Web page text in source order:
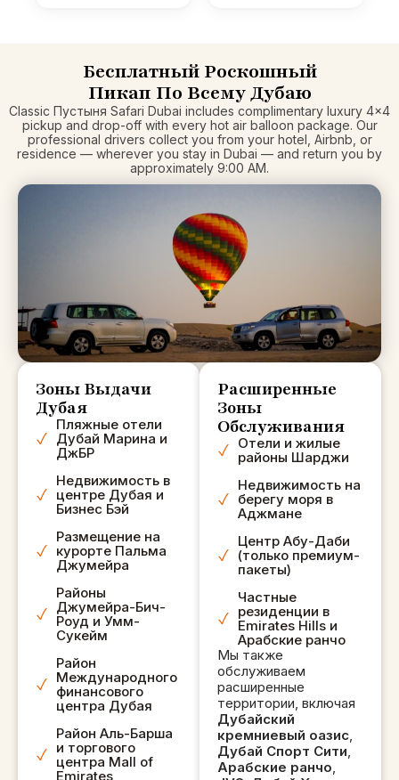
водить машину
так, как будто они
ее украли.
качестве гида! Я
поехала с мужем,
сестрой и зятем!
Мы поехали на
частной поездке
(стоит того на
забрали, где бы
мы ни хотели.
Абхилаш - наш
водитель был
могу сказать
достаточно
удивительных
вещей. Он был
таким веселым,
сделал много
наших
фотографий и
видео, он всегда
следил за тем,
чтобы мы ничего
не пропустили! 5*
ПЛЮС... Это
ПОЛНЫЙ опыт.
Единственное,
что мы
пропустили, это
фотографии
заката, и это было
нормально, но
если вы хотите
их, я советую вам
Бесплатный Роскошный
Пикап По Всему Дубаю
Classic Пустыня Safari Dubai includes complimentary luxury 4×4
pickup and drop-off with every hot air balloon package. Our
professional drivers collect you from your hotel, Airbnb, or
residence — wherever you stay in Dubai — and return you by
approximately 9:00 AM.
Зоны Выдачи
Дубая
Пляжные отели
Дубай Марина и
ДжБР
Недвижимость в
центре Дубая и
Бизнес Бэй
Размещение на
курорте Пальма
Джумейра
Районы
Джумейра-Бич-
Роуд и Умм-
Сукейм
Район
Международного
финансового
центра Дубая
Район Аль-Барша
и торгового
центра Mall of
Emirates
Расширенные
Зоны
Обслуживания
Отели и жилые
районы Шарджи
Недвижимость на
берегу моря в
Аджмане
Центр Абу-Даби
(только премиум-
пакеты)
Частные
резиденции в
Emirates Hills и
Арабские ранчо
Мы также
обслуживаем
расширенные
территории, включая
Дубайский
кремниевый оазис,
Дубай Спорт Сити,
Арабские ранчо,